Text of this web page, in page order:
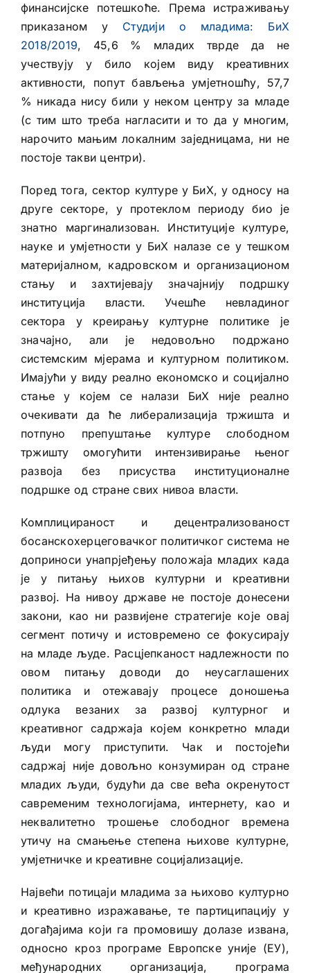
финансијске потешкоће. Према истраживању
приказаном у Студији о младима: БиХ
2018/2019, 45,6 % младих тврде да не
учествују у било којем виду креативних
активности, попут бављења умјетношћу, 57,7
% никада нису били у неком центру за младе
(с тим што треба нагласити и то да у многим,
нарочито мањим локалним заједницама, ни не
постоје такви центри).
Поред тога, сектор културе у БиХ, у односу на
друге секторе, у протеклом периоду био је
знатно маргинализован. Институције културе,
науке и умјетности у БиХ налазе се у тешком
материјалном, кадровском и организационом
стању и захтијевају значајнију подршку
институција власти. Учешће невладиног
сектора у креирању културне политике је
значајно, али је недовољно подржано
системским мјерама и културном политиком.
Имајући у виду реално економско и социјално
стање у којем се налази БиХ није реално
очекивати да ће либерализација тржишта и
потпуно препуштање културе слободном
тржишту омогућити интензивирање њеног
развоја без присуства институционалне
подршке од стране свих нивоа власти.
Комплицираност и децентрализованост
босанскохерцеговачког политичког система не
доприноси унапрјеђењу положаја младих када
је у питању њихов културни и креативни
развој. На нивоу државе не постоје донесени
закони, као ни развијене стратегије које овај
сегмент потичу и истовремено се фокусирају
на младе људе. Расцјепканост надлежности по
овом питању доводи до неусаглашених
политика и отежавају процесе доношења
одлука везаних за развој културног и
креативног садржаја којем конкретно млади
људи могу приступити. Чак и постојећи
садржај није довољно конзумиран од стране
младих људи, будући да све већа окренутост
савременим технологијама, интернету, као и
неквалитетно трошење слободног времена
утичу на смањење степена њихове културне,
умјетничке и креативне социјализације.
Највећи потицаји младима за њихово културно
и креативно изражавање, те партиципацију у
догађајима који га промовишу долазе извана,
односно кроз програме Европске уније (ЕУ),
међународних организација, програма